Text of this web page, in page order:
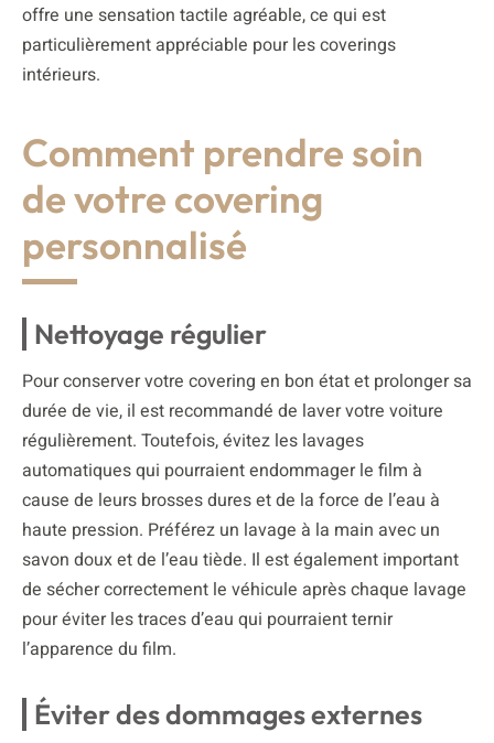
offre une sensation tactile agréable, ce qui est
particulièrement appréciable pour les coverings
intérieurs.
Comment prendre soin
de votre covering
personnalisé
Nettoyage régulier
Pour conserver votre covering en bon état et prolonger sa
durée de vie, il est recommandé de laver votre voiture
régulièrement. Toutefois, évitez les lavages
automatiques qui pourraient endommager le film à
cause de leurs brosses dures et de la force de l’eau à
haute pression. Préférez un lavage à la main avec un
savon doux et de l’eau tiède. Il est également important
de sécher correctement le véhicule après chaque lavage
pour éviter les traces d’eau qui pourraient ternir
l’apparence du film.
Éviter des dommages externes